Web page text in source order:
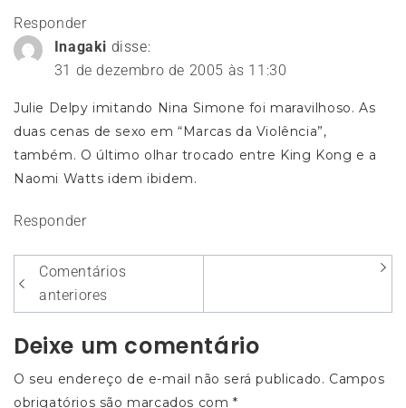
Responder
Inagaki disse:
31 de dezembro de 2005 às 11:30
Julie Delpy imitando Nina Simone foi maravilhoso. As
duas cenas de sexo em “Marcas da Violência”,
também. O último olhar trocado entre King Kong e a
Naomi Watts idem ibidem.
Responder
Navegação
entre
os
comentários
Comentários
anteriores
Deixe um comentário
O seu endereço de e-mail não será publicado. Campos
obrigatórios são marcados com*